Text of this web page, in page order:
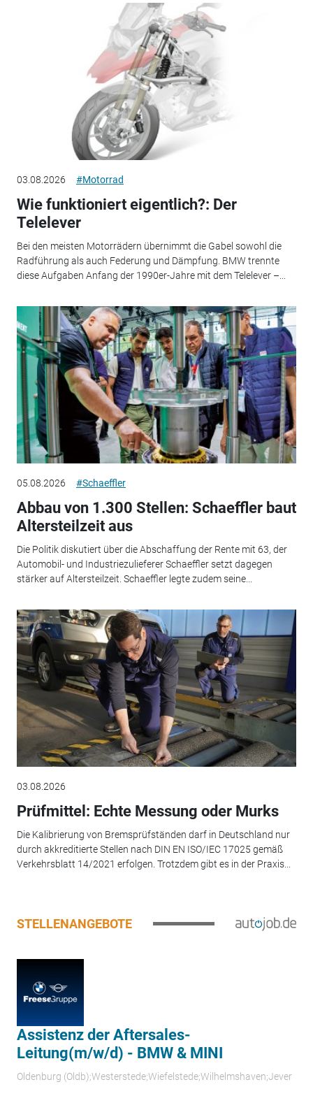
03.08.2026 #Motorrad
Wie funktioniert eigentlich?: Der
Telelever
Bei den meisten Motorrädern übernimmt die Gabel sowohl die
Radführung als auch Federung und Dämpfung. BMW trennte
diese Aufgaben Anfang der 1990er-Jahre mit dem Telelever –...
05.08.2026 #Schaeffler
Abbau von 1.300 Stellen: Schaeffler baut
Altersteilzeit aus
Die Politik diskutiert über die Abschaffung der Rente mit 63, der
Automobil- und Industriezulieferer Schaeffler setzt dagegen
stärker auf Altersteilzeit. Schaeffler legte zudem seine...
03.08.2026
Prüfmittel: Echte Messung oder Murks
Die Kalibrierung von Bremsprüfständen darf in Deutschland nur
durch akkreditierte Stellen nach DIN EN ISO/IEC 17025 gemäß
Verkehrsblatt 14/2021 erfolgen. Trotzdem gibt es in der Praxis...
STELLENANGEBOTE
Assistenz der Aftersales-
Leitung(m/w/d) - BMW & MINI
Oldenburg (Oldb);Westerstede;Wiefelstede;Wilhelmshaven;Jever